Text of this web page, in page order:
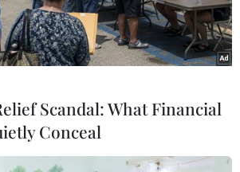
khi nền kinhtế toàn cầu phục
là thị trường xe du lịch lớn
được coi là có cơ sở khi lượng
quý IV/2009 đã tăng mạnh
Scandal: What Financial
Conceal